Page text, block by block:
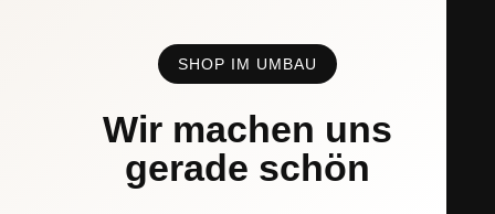
SHOP IM UMBAU
Wir machen uns
gerade schön